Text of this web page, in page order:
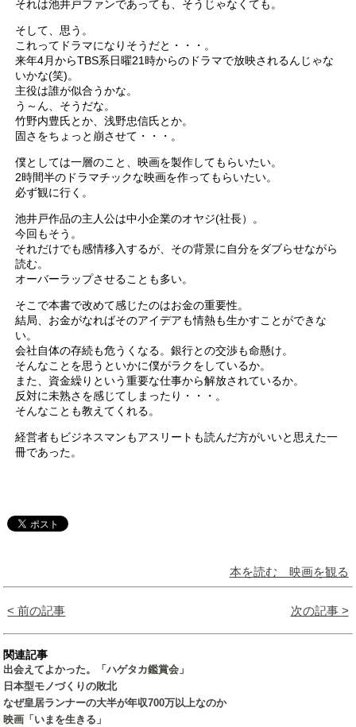
それは池井戸ファンであっても、そうじゃなくても。
そして、思う。
これってドラマになりそうだと・・・。
来年4月からTBS系日曜21時からのドラマで放映されるんじゃな
いかな(笑)。
主役は誰が似合うかな。
う～ん、そうだな。
竹野内豊氏とか、浅野忠信氏とか。
固さをちょっと崩させて・・・。
僕としては一層のこと、映画を製作してもらいたい。
2時間半のドラマチックな映画を作ってもらいたい。
必ず観に行く。
池井戸作品の主人公は中小企業のオヤジ(社長）。
今回もそう。
それだけでも感情移入するが、その背景に自分をダブらせながら
読む。
オーバーラップさせることも多い。
そこで本書で改めて感じたのはお金の重要性。
結局、お金がなればそのアイデアも情熱も生かすことができな
い。
会社自体の存続も危うくなる。銀行との交渉も命懸け。
そんなことを思うといかに僕がラクをしているか。
また、資金繰りという重要な仕事から解放されているか。
反対に未熟さを感じてしまったり・・・。
そんなことも教えてくれる。
経営者もビジネスマンもアスリートも読んだ方がいいと思えた一
冊であった。
本を読む 映画を観る
< 前の記事 次の記事 >
関連記事
出会えてよかった。「ハゲタカ鑑賞会」
日本型モノづくりの敗北
なぜ皇居ランナーの大半が年収700万以上なのか
映画「いまを生きる」